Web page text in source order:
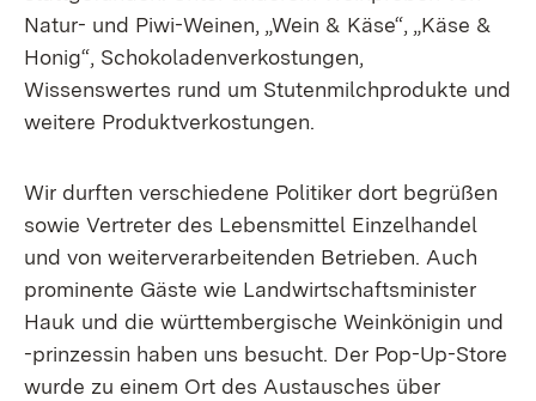
Natur- und Piwi-Weinen, „Wein & Käse“, „Käse &
Honig“, Schokoladenverkostungen,
Wissenswertes rund um Stutenmilchprodukte und
weitere Produktverkostungen.
Wir durften verschiedene Politiker dort begrüßen
sowie Vertreter des Lebensmittel Einzelhandel
und von weiterverarbeitenden Betrieben. Auch
prominente Gäste wie Landwirtschaftsminister
Hauk und die württembergische Weinkönigin und
-prinzessin haben uns besucht. Der Pop-Up-Store
wurde zu einem Ort des Austausches über